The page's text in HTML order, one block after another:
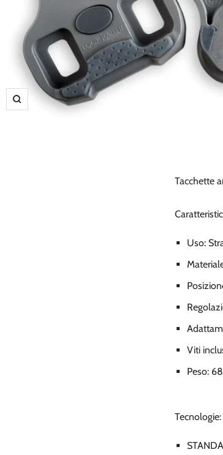
Ingrandisci
Tacchette
Uso:
Viti
Peso:
Tecnologie: